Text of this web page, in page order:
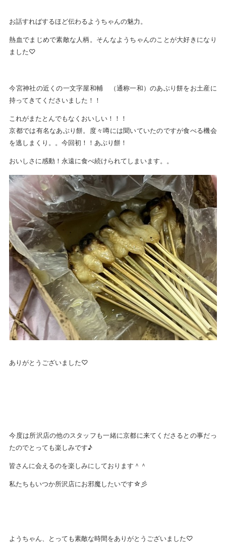
お話すればするほど伝わるようちゃんの魅力。
熱血でまじめで素敵な人柄。そんなようちゃんのことが大好きになり
ました♡
今宮神社の近くの一文字屋和輔 （通称一和）のあぶり餅をお土産に
持ってきてくださいました！！
これがまたとんでもなくおいしい！！！
京都では有名なあぶり餅。度々噂には聞いていたのですが食べる機会
を逃しまくり。。今回初！！あぶり餅！
おいしさに感動！永遠に食べ続けられてしまいます。。
ありがとうございました♡
今度は所沢店の他のスタッフも一緒に京都に来てくださるとの事だっ
たのでとっても楽しみです♪
皆さんに会えるのを楽しみにしております＾＾
私たちもいつか所沢店にお邪魔したいです☆彡
ようちゃん、とっても素敵な時間をありがとうございました♡